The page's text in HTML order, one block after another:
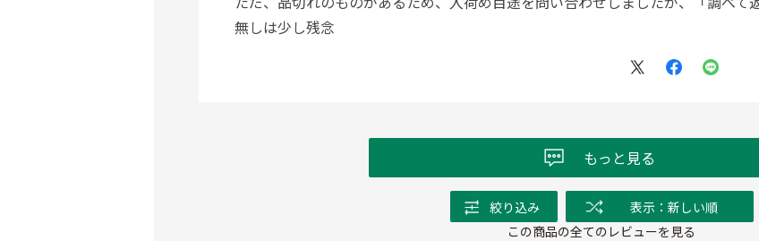
無しは少し残念
もっと見る
絞り込み
表示：新しい順
この商品の全てのレビューを見る